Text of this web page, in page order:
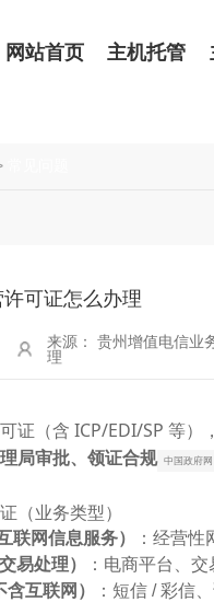
网站首页 主机托管
可证怎么办理
来源： 贵州增值电信业
理
证（含 ICP/EDI/SP 等）
局审批、领证合规
中国政府网
（业务类型）
联网信息服务）
：经营
易处理）
：电商平台、
互联网）
：短信 / 彩信